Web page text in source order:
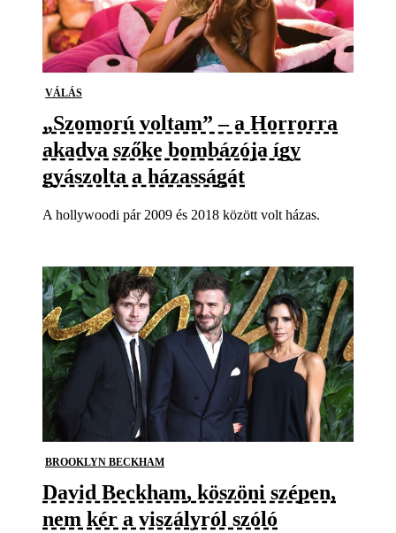
VÁLÁS
„Szomorú voltam” – a Horrorra
akadva szőke bombázója így
gyászolta a házasságát
A hollywoodi pár 2009 és 2018 között volt házas.
BROOKLYN BECKHAM
David Beckham, köszöni szépen,
nem kér a viszályról szóló